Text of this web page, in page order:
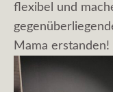
flexibel und
Mama erstanden!